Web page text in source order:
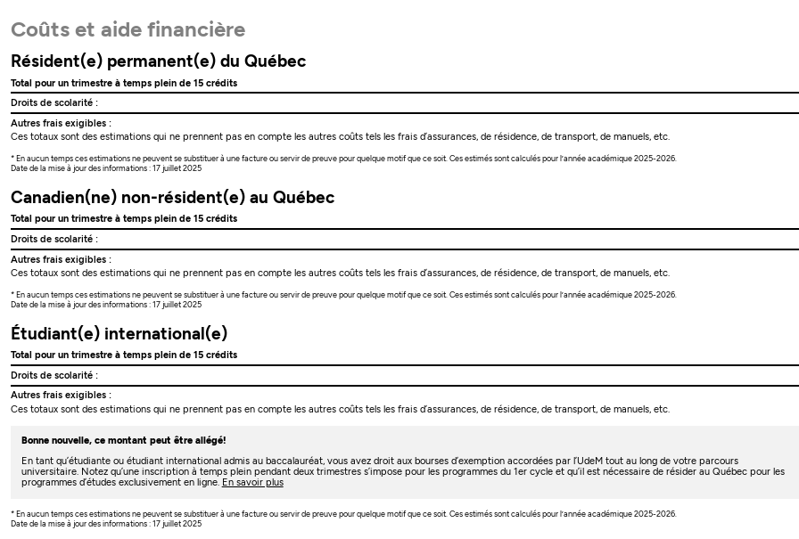
Coûts et aide financière
Résident(e) permanent(e) du Québec
Total pour un trimestre à temps plein de 15 crédits
Droits de scolarité :
Autres frais exigibles :
Ces totaux sont des estimations qui ne prennent pas en compte les autres coûts tels les frais d’assurances, de résidence, de transport, de manuels, etc.
* En aucun temps ces estimations ne peuvent se substituer à une facture ou servir de preuve pour quelque motif que ce soit. Ces estimés sont calculés pour l’année académique 2025-2026.
Date de la mise à jour des informations : 17 juillet 2025
Canadien(ne) non-résident(e) au Québec
Total pour un trimestre à temps plein de 15 crédits
Droits de scolarité :
Autres frais exigibles :
Ces totaux sont des estimations qui ne prennent pas en compte les autres coûts tels les frais d’assurances, de résidence, de transport, de manuels, etc.
* En aucun temps ces estimations ne peuvent se substituer à une facture ou servir de preuve pour quelque motif que ce soit. Ces estimés sont calculés pour l’année académique 2025-2026.
Date de la mise à jour des informations : 17 juillet 2025
Étudiant(e) international(e)
Total pour un trimestre à temps plein de 15 crédits
Droits de scolarité :
Autres frais exigibles :
Ces totaux sont des estimations qui ne prennent pas en compte les autres coûts tels les frais d’assurances, de résidence, de transport, de manuels, etc.
Bonne nouvelle, ce montant peut être allégé!
En tant qu’étudiante ou étudiant international admis au baccalauréat, vous avez droit aux bourses d’exemption accordées par l’UdeM tout au long de votre parcours
universitaire. Notez qu’une inscription à temps plein pendant deux trimestres s’impose pour les programmes du 1er cycle et qu’il est nécessaire de résider au Québec pour les
programmes d’études exclusivement en ligne. En savoir plus
* En aucun temps ces estimations ne peuvent se substituer à une facture ou servir de preuve pour quelque motif que ce soit. Ces estimés sont calculés pour l’année académique 2025-2026.
Date de la mise à jour des informations : 17 juillet 2025